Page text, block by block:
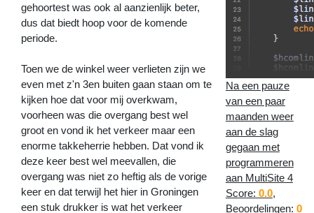
gehoortest was ook al aanzienlijk beter,
dus dat biedt hoop voor de komende
periode.
Toen we de winkel weer verlieten zijn we
even met z'n 3en buiten gaan staan om te
kijken hoe dat voor mij overkwam,
voorheen was die overgang best wel
groot en vond ik het verkeer maar een
enorme takkeherrie hebben. Dat vond ik
deze keer best wel meevallen, die
overgang was niet zo heftig als de vorige
keer en dat terwijl het hier in Groningen
een stuk drukker is wat het verkeer
Na een pauze
van een paar
maanden weer
aan de slag
gegaan met
programmeren
aan MultiSite 4
Score: 0.0,
Beoordelingen: 0